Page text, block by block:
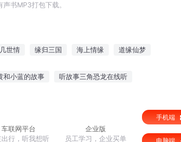
书MP3打包下载。
世情 缘归三国 海上情缘 道缘仙梦
和小蓝的故事 听故事三角恐龙在线听
车联网平台
出行，听我想听
企业版
员工学习，企业买单
手机端